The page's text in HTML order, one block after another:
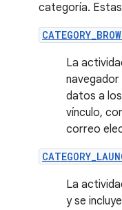
categoría.
La
datos a
vínculo,
correo
La
y se